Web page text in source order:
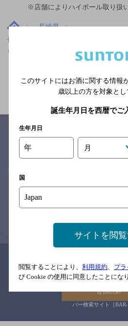
※店舗によりハイボール取り扱
長崎県
長崎県,居酒屋,マスターズドリームが飲
りのお店
関連ページ
サイトマップ
念のためお店にご確認の上ご来店くださ
バー検索サイト［BAR-
このサイトにはお酒に関する情報
歳以上の方を対象とし
誕生年月日を西暦でご
生年月日
年 月
国
サイトを閲
閲覧することにより、 利用規約 プ
び Cookie の使用に同意したことにな